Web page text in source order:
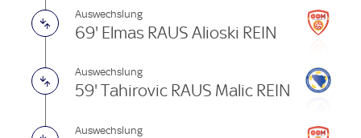
Auswechslung
69' Elmas RAUS Alioski REIN
Auswechslung
59' Tahirovic RAUS Malic REIN
Auswechslung